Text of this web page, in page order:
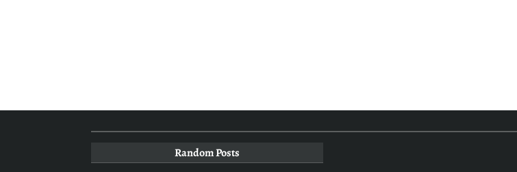
Random Posts